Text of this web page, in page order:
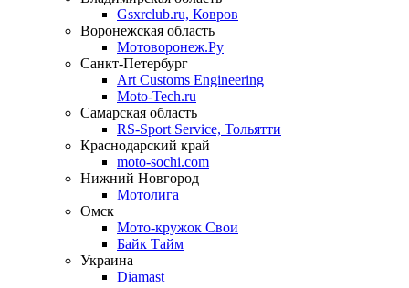
Gsxrclub.ru, Ковров
Воронежская область
Мотоворонеж.Ру
Санкт-Петербург
Art Customs Engineering
Moto-Tech.ru
Самарская область
RS-Sport Service, Тольятти
Краснодарский край
moto-sochi.com
Нижний Новгород
Мотолига
Омск
Мото-кружок Свои
Байк Тайм
Украина
Diamast